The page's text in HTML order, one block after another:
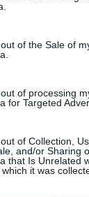
of the Sale of
of processing
for Targeted
of Collection,
and/or Sharing
that Is Unrelated
it was
Italia:
dirige la
nel segno di
e
Mar 2025
dirigerà